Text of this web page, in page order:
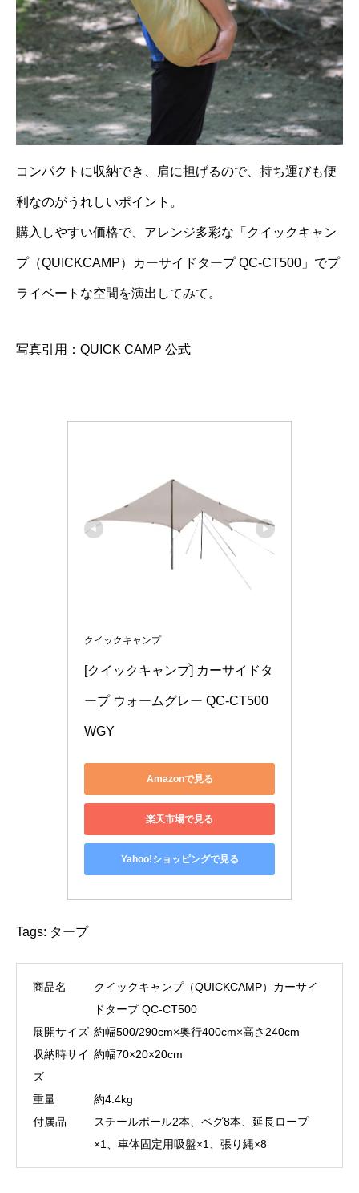
コンパクトに収納でき、肩に担げるので、持ち運びも便
利なのがうれしいポイント。
購入しやすい価格で、アレンジ多彩な「クイックキャン
プ（QUICKCAMP）カーサイドタープ QC-CT500」でプ
ライベートな空間を演出してみて。
写真引用：QUICK CAMP 公式
クイックキャンプ
[クイックキャンプ] カーサイドタ
ープ ウォームグレー QC-CT500
WGY
Amazonで見る
楽天市場で見る
Yahoo!ショッピングで見る
Tags: タープ
商品名
クイックキャンプ（QUICKCAMP）カーサイ
ドタープ QC-CT500
展開サイズ 約幅500/290cm×奥行400cm×高さ240cm
収納時サイ
ズ
約幅70×20×20cm
重量
約4.4kg
付属品
スチールポール2本、ペグ8本、延長ロープ
×1、車体固定用吸盤×1、張り縄×8